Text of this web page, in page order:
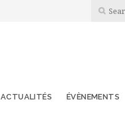
ACTUALITÉS ÉVÈNEMENTS